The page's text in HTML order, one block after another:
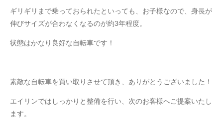
ギリギリまで乗っておられたといっても、お子様なので、身長が
伸びサイズが合わなくなるのが約3年程度。
状態はかなり良好な自転車です！
素敵な自転車を買い取りさせて頂き、ありがとうございました！
エイリンではしっかりと整備を行い、次のお客様へご提案いたし
ます。